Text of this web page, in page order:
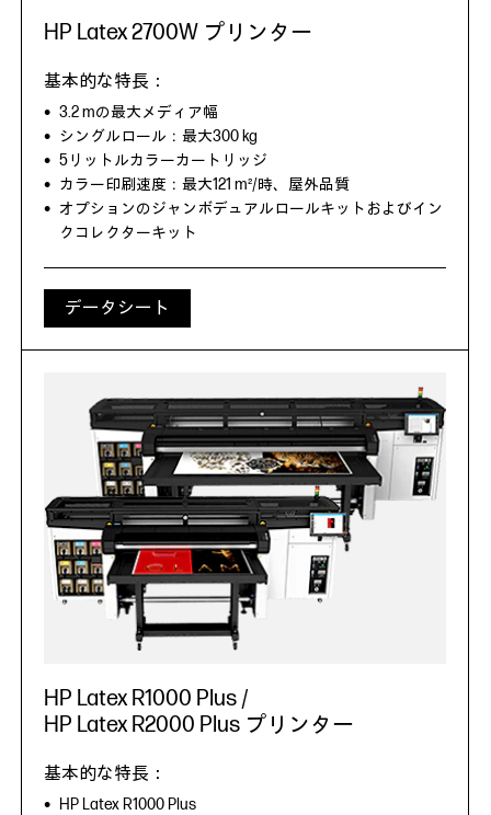
HP Latex 2700W プリンター
3.2 mの最大メディア幅
シングルロール：最大300 kg
5リットルカラーカートリッジ
カラー印刷速度：最大121 m²/時、屋外品質
オプションのジャンボデュアルロールキットおよびイン
クコレクターキット
データシート
HP Latex R1000 Plus /
HP Latex R2000 Plus プリンター
HP Latex R1000 Plus